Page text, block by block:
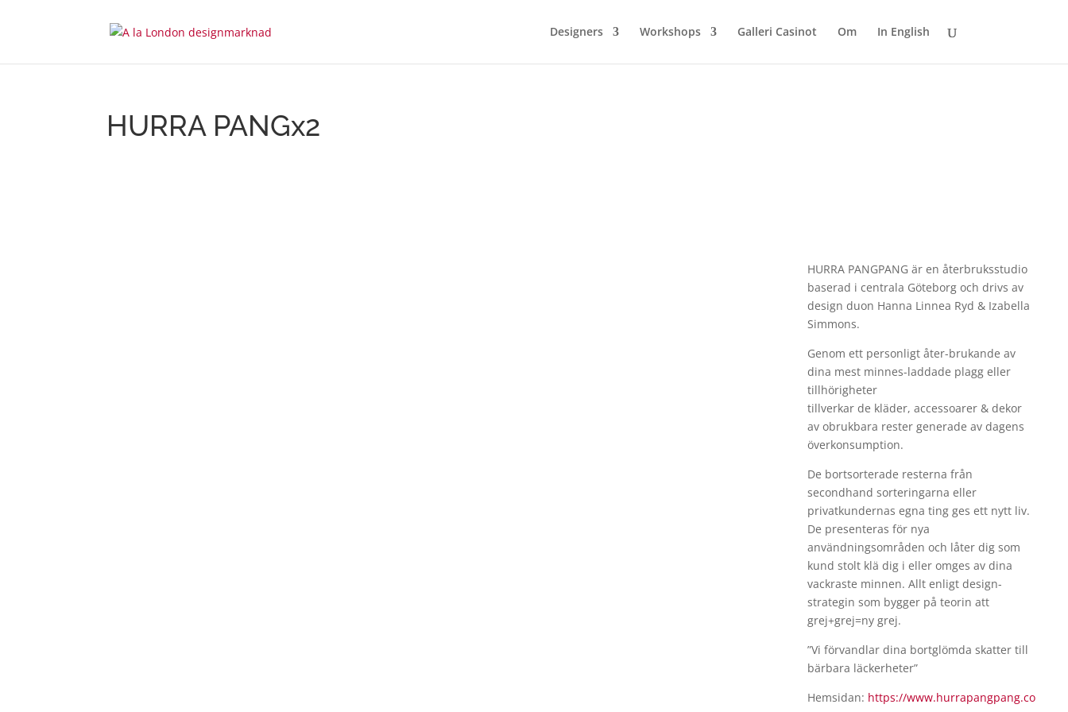
Designers Workshops Galleri Casinot Om In English
HURRA PANGx2
HURRA PANGPANG är en återbruksstudio
baserad i centrala Göteborg och drivs av
design duon Hanna Linnea Ryd & Izabella
Simmons.
Genom ett personligt åter-brukande av
dina mest minnes-laddade plagg eller
tillhörigheter
tillverkar de kläder, accessoarer & dekor
av obrukbara rester generade av dagens
överkonsumption.
De bortsorterade resterna från
secondhand sorteringarna eller
privatkundernas egna ting ges ett nytt liv.
De presenteras för nya
användningsområden och låter dig som
kund stolt klä dig i eller omges av dina
vackraste minnen. Allt enligt design-
strategin som bygger på teorin att
grej+grej=ny grej.
”Vi förvandlar dina bortglömda skatter till
bärbara läckerheter”
Hemsidan: https://www.hurrapangpang.co